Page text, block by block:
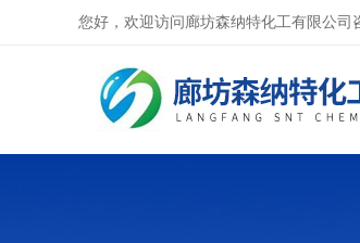
您好，欢迎访问廊坊森纳特化工有限公司